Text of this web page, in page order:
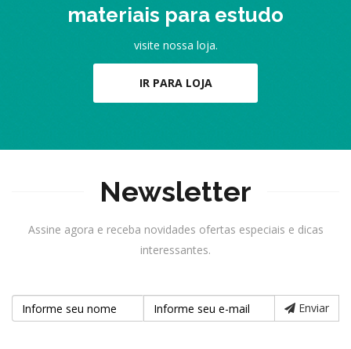
materiais para estudo
visite nossa loja.
IR PARA LOJA
Newsletter
Assine agora e receba novidades ofertas especiais e dicas
interessantes.
Enviar